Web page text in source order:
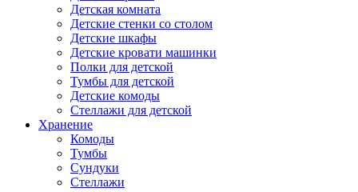
Детская комната
Детские стенки со столом
Детские шкафы
Детские кровати машинки
Полки для детской
Тумбы для детской
Детские комоды
Стеллажи для детской
Хранение
Комоды
Тумбы
Сундуки
Стеллажи